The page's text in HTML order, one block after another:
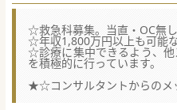
☆救急科募集。当直・OC無し
☆年収1,800万円以上も可能
☆診療に集中できるよう、他
を積極的に行っています。
★☆コンサルタントからの
半世紀以上に渡って、地域